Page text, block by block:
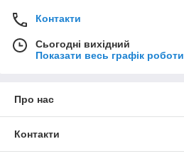
Контакти
Сьогодні вихідний
Показати весь графік роботи
Про нас
Контакти